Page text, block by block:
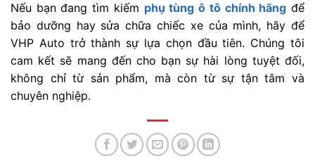
Nếu bạn đang tìm kiếm phụ tùng ô tô chính hãng để
bảo dưỡng hay sửa chữa chiếc xe của mình, hãy để
VHP Auto trở thành sự lựa chọn đầu tiên. Chúng tôi
cam kết sẽ mang đến cho bạn sự hài lòng tuyệt đối,
không chỉ từ sản phẩm, mà còn từ sự tận tâm và
chuyên nghiệp.